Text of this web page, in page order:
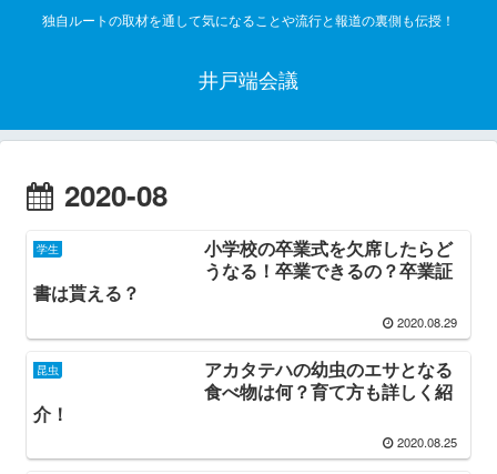
独自ルートの取材を通して気になることや流行と報道の裏側も伝授！
井戸端会議
2020-08
学生
小学校の卒業式を欠席したらど
うなる！卒業できるの？卒業証
書は貰える？
2020.08.29
昆虫
アカタテハの幼虫のエサとなる
食べ物は何？育て方も詳しく紹
介！
2020.08.25